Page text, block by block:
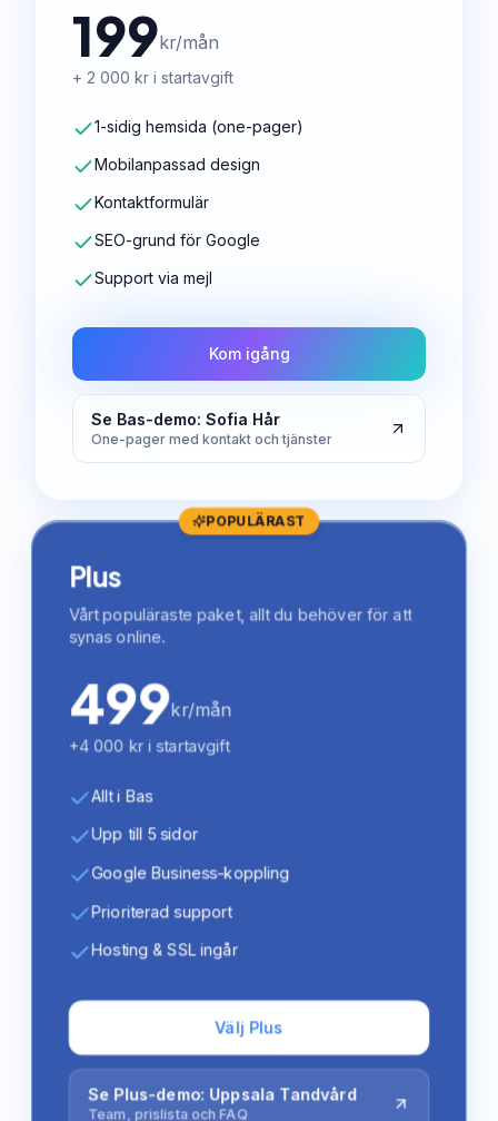
199kr/mån
+ 2 000 kr i startavgift
1-sidig hemsida (one-pager)
Mobilanpassad design
Kontaktformulär
SEO-grund för Google
Support via mejl
Kom igång
Se Bas-demo: Sofia Hår
One-pager med kontakt och tjänster
POPULÄRAST
Plus
Vårt populäraste paket, allt du behöver för att
synas online.
499kr/mån
+4 000 kr i startavgift
Allt i Bas
Upp till 5 sidor
Google Business-koppling
Prioriterad support
Hosting & SSL ingår
Välj Plus
Se Plus-demo: Uppsala Tandvård
Team, prislista och FAQ